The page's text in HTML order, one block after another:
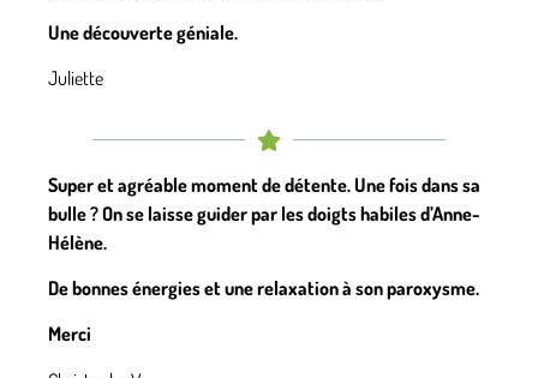
Une découverte géniale.
Juliette
Super et agréable moment de détente. Une fois dans sa
bulle ? On se laisse guider par les doigts habiles d’Anne-
Hélène.
De bonnes énergies et une relaxation à son paroxysme.
Merci